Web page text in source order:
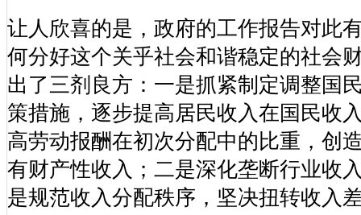
让人欣喜的是，政府的工作报告对此
何分好这个关乎社会和谐稳定的社会
出了三剂良方：一是抓紧制定调整国
策措施，逐步提高居民收入在国民收
高劳动报酬在初次分配中的比重，创
有财产性收入；二是深化垄断行业收
是规范收入分配秩序，坚决扭转收入